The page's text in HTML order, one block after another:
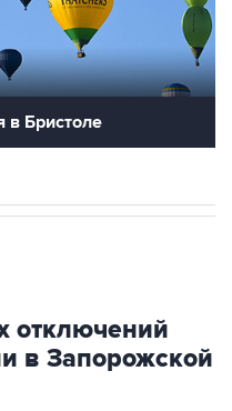
в Бристоле
отключений
в Запорожской